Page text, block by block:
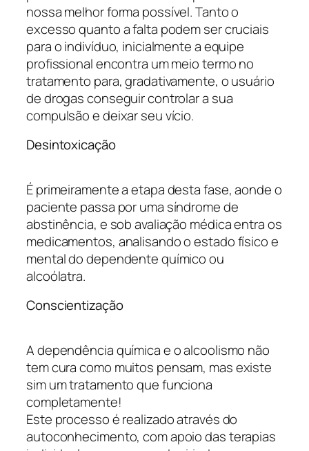
nossa melhor forma possível. Tanto o
excesso quanto a falta podem ser cruciais
para o indivíduo, inicialmente a equipe
profissional encontra um meio termo no
tratamento para, gradativamente, o usuário
de drogas conseguir controlar a sua
compulsão e deixar seu vício.
Desintoxicação
É primeiramente a etapa desta fase, aonde o
paciente passa por uma síndrome de
abstinência, e sob avaliação médica entra os
medicamentos, analisando o estado físico e
mental do dependente químico ou
alcoólatra.
Conscientização
A dependência química e o alcoolismo não
tem cura como muitos pensam, mas existe
sim um tratamento que funciona
completamente!
Este processo é realizado através do
autoconhecimento, com apoio das terapias